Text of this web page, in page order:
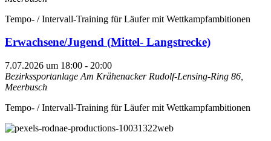
Tempo- / Intervall-Training für Läufer mit Wettkampfambitionen
Erwachsene/Jugend (Mittel- Langstrecke)
7.07.2026 um 18:00 - 20:00
Bezirkssportanlage Am Krähenacker Rudolf-Lensing-Ring 86,
Meerbusch
Tempo- / Intervall-Training für Läufer mit Wettkampfambitionen